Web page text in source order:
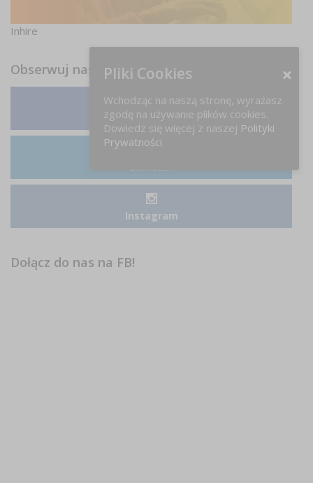
Inhire
Obserwuj nas
Facebook
Instagram
Dołącz do nas na FB!
Pliki Cookies
Wchodząc na naszą stronę, wyrażasz
zgodę na używanie plików cookies.
Dowiedz się więcej z naszej Polityki
Prywatności